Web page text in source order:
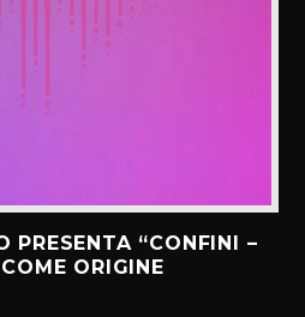
PRESENTA “CONFINI –
ORIGINE